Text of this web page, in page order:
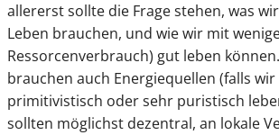
allererst sollte die Frage stehen, was
Leben brauchen, und wie wir mit
Ressorcenverbrauch) gut leben
brauchen auch Energiequellen (falls
primitivistisch oder sehr puristisch
sollten möglichst dezentral, an lokale